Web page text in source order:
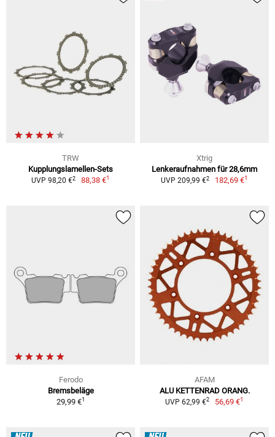
TRW
Kupplungslamellen-Sets
UVP 98,20 €2 88,38 €1
Xtrig
Lenkeraufnahmen für 28,6mm
UVP 209,99 €2 182,69 €1
Ferodo
Bremsbeläge
29,99 €1
AFAM
ALU KETTENRAD ORANG.
UVP 62,99 €2 56,69 €1